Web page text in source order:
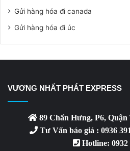
Gửi hàng hóa đi canada
Gửi hàng hóa đi úc
VƯƠNG NHẤT PHÁT EXPRESS
89 Chấn Hưng, P6,
Tư Vấn báo giá : 0936
Hotline: 0932